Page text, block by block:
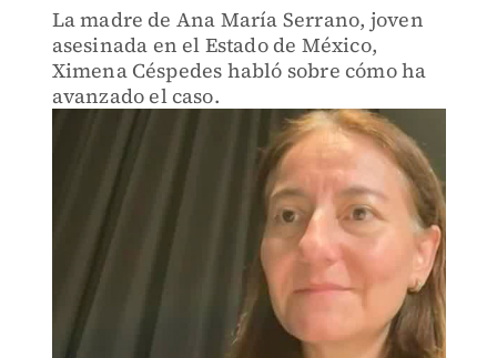
La madre de Ana María Serrano, joven
asesinada en el Estado de México,
Ximena Céspedes habló sobre cómo ha
avanzado el caso.